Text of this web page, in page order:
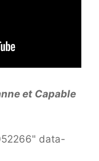
et Capable
data-